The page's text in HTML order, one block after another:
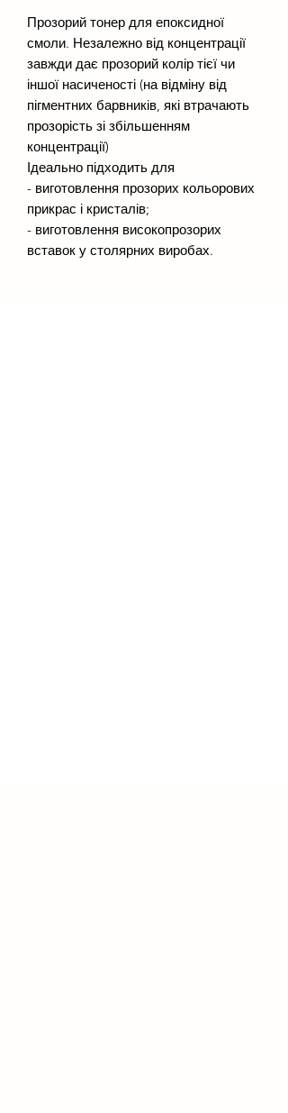
Прозорий тонер для епоксидної
смоли. Незалежно від концентрації
завжди дає прозорий колір тієї чи
іншої насиченості (на відміну від
пігментних барвників, які втрачають
прозорість зі збільшенням
концентрації)
Ідеально підходить для
- виготовлення прозорих кольорових
прикрас і кристалів;
- виготовлення високопрозорих
вставок у столярних виробах.